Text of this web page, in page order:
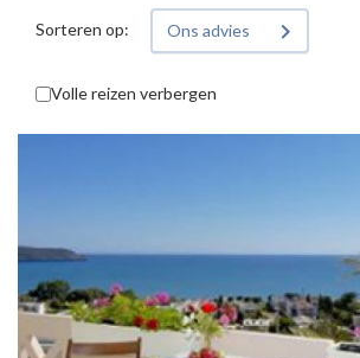
Sorteren op: Ons advies
Volle reizen verbergen